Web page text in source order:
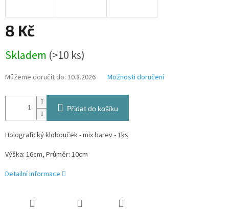
8 Kč
cena:
Skladem (>10 ks)
Můžeme doručit do: 10.8.2026 Možnosti doručení
Přidat do košíku
Holografický klobouček - mix barev - 1ks
Výška: 16cm, Průměr: 10cm
Detailní informace